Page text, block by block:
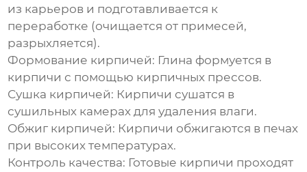
из карьеров и подготавливается к
переработке (очищается от примесей,
разрыхляется).
Формование кирпичей: Глина формуется в
кирпичи с помощью кирпичных прессов.
Сушка кирпичей: Кирпичи сушатся в
сушильных камерах для удаления влаги.
Обжиг кирпичей: Кирпичи обжигаются в печах
при высоких температурах.
Контроль качества: Готовые кирпичи проходят